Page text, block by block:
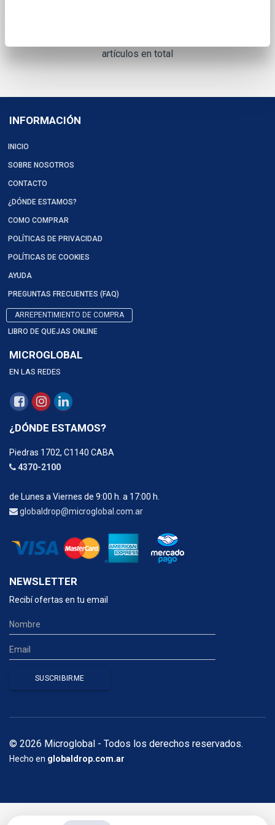
artículos en total
INFORMACIÓN
INICIO
SOBRE NOSOTROS
CONTACTO
¿DÓNDE ESTAMOS?
COMO COMPRAR
POLÍTICAS DE PRIVACIDAD
POLÍTICAS DE COOKIES
AYUDA
PREGUNTAS FRECUENTES (FAQ)
ARREPENTIMIENTO DE COMPRA
LIBRO DE QUEJAS ONLINE
MICROGLOBAL
EN LAS REDES
¿DÓNDE ESTAMOS?
Piedras 1702, C1140 CABA
4370-2100
de Lunes a Viernes de 9:00 h. a 17:00 h.
globaldrop@microglobal.com.ar
NEWSLETTER
Recibí ofertas en tu email
© 2026 Microglobal - Todos los derechos reservados.
Hecho en globaldrop.com.ar